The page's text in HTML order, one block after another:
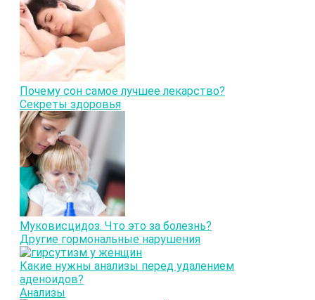
Почему сон самое лучшее лекарство?
Секреты здоровья
Муковисцидоз. Что это за болезнь?
Другие гормональные нарушения
Какие нужны анализы перед удалением
аденоидов?
Анализы